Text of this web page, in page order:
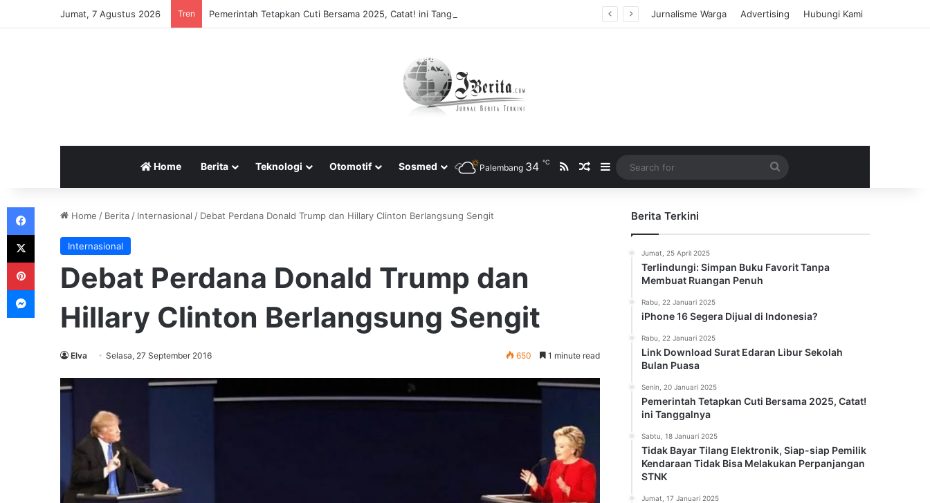
Jumat, 7 Agustus 2026 Tren Pemerintah Tetapkan Cuti Bersama 2025, Catat! ini Tanggalnya Jurnalisme Warga Advertising Hubungi Kami
Home Berita Teknologi Otomotif Sosmed Palembang 34 ℃ RSSRandom Article
Sidebar
for
Home / Berita / Internasional / Debat Perdana Donald Trump dan Hillary Clinton Berlangsung Sengit
Internasional
Debat Perdana Donald Trump dan
Hillary Clinton Berlangsung Sengit
Elva Selasa, 27 September 2016 650 1 minute read
Berita Terkini
Jumat, 25 April 2025
Terlindungi: Simpan Buku Favorit Tanpa
Membuat Ruangan Penuh
Rabu, 22 Januari 2025
iPhone 16 Segera Dijual di Indonesia?
Rabu, 22 Januari 2025
Link Download Surat Edaran Libur Sekolah
Bulan Puasa
Senin, 20 Januari 2025
Pemerintah Tetapkan Cuti Bersama 2025, Catat!
ini Tanggalnya
Sabtu, 18 Januari 2025
Tidak Bayar Tilang Elektronik, Siap-siap Pemilik
Kendaraan Tidak Bisa Melakukan Perpanjangan
STNK
Jumat, 17 Januari 2025
Facebook
X
Pinterest
Messenger